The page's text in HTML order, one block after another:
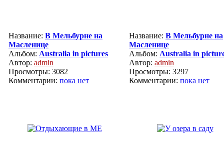
Название: В Мельбурне на
Масленице
Альбом: Australia in pictures
Автор: admin
Просмотры: 3082
Комментарии: пока нет
Название: В Мельбурне на
Масленице
Альбом: Australia in
Автор: admin
Просмотры: 3297
Комментарии: пока нет